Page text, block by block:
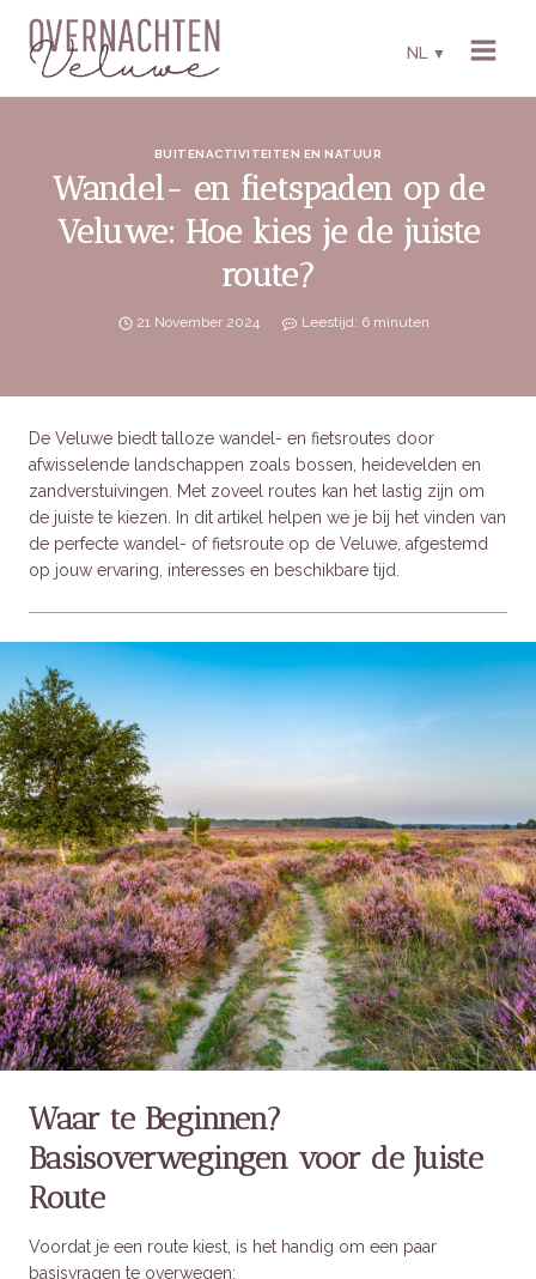
content
NL ▼
BUITENACTIVITEITEN EN NATUUR
Wandel- en fietspaden op de
Veluwe: Hoe kies je de juiste
route?
21 November 2024 Leestijd: 6 minuten
De Veluwe biedt talloze wandel- en fietsroutes door
afwisselende landschappen zoals bossen, heidevelden en
zandverstuivingen. Met zoveel routes kan het lastig zijn om
de juiste te kiezen. In dit artikel helpen we je bij het vinden van
de perfecte wandel- of fietsroute op de Veluwe, afgestemd
op jouw ervaring, interesses en beschikbare tijd.
Waar te Beginnen?
Basisoverwegingen voor de Juiste
Route
Voordat je een route kiest, is het handig om een paar
basisvragen te overwegen: